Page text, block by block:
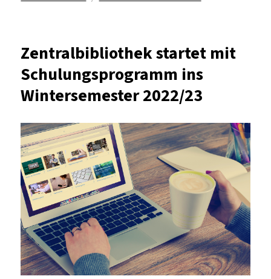
eine
neue
Runde
Zentralbibliothek startet mit
Schulungsprogramm ins
Wintersemester 2022/23